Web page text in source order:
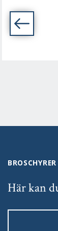
BROSCHYRER
Här kan